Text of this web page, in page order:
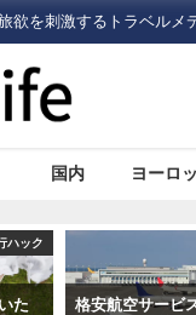
欲を刺激するトラベルメ
国内 ヨーロ
ハック
た
格安航空サービ